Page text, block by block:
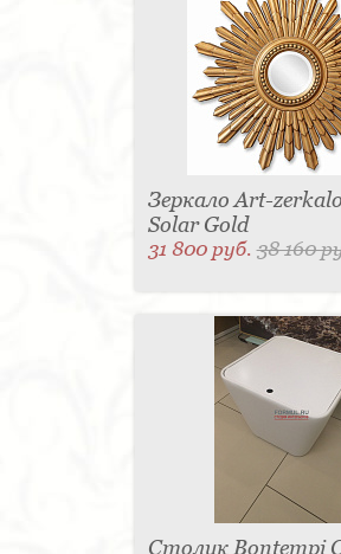
Подставка
Спальня - 1
Зеркало Art-
Solar Gold
31 800 руб.38 160
Столик Bontempi